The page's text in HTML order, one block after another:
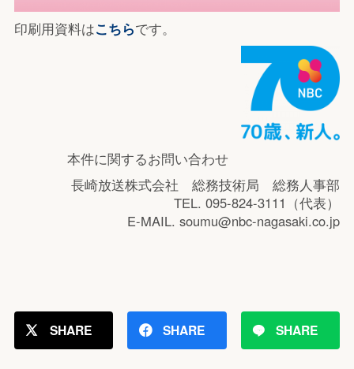
印刷用資料はこちらです。
本件に関するお問い合わせ
長崎放送株式会社 総務技術局 総務人事部
TEL. 095-824-3111（代表）
E-MAIL. soumu@nbc-nagasaki.co.jp
SHARE SHARE SHARE